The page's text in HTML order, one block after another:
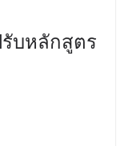
บหลักสูตร